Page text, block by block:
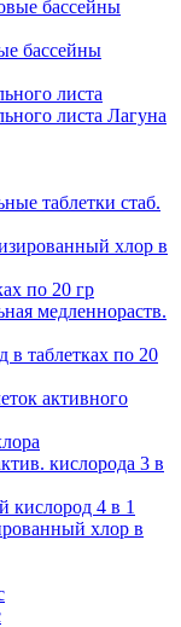
бассейны
бассейны
листа
листа Лагуна
таблетки стаб.
хлор в
по 20 гр
медленнораств.
таблетках по 20
активного
кислорода 3 в
кислород 4 в 1
хлор в